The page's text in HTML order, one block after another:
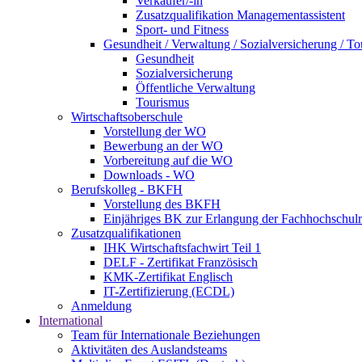
Zusatzqualifikation Managementassistent
Sport- und Fitness
Gesundheit / Verwaltung / Sozialversicherung /
Gesundheit
Sozialversicherung
Öffentliche Verwaltung
Tourismus
Wirtschaftsoberschule
Vorstellung der WO
Bewerbung an der WO
Vorbereitung auf die WO
Downloads - WO
Berufskolleg - BKFH
Vorstellung des BKFH
Einjähriges BK zur Erlangung der
Zusatzqualifikationen
IHK Wirtschaftsfachwirt Teil 1
DELF - Zertifikat Französisch
KMK-Zertifikat Englisch
IT-Zertifizierung (ECDL)
Anmeldung
International
Team für Internationale Beziehungen
Aktivitäten des Auslandsteams